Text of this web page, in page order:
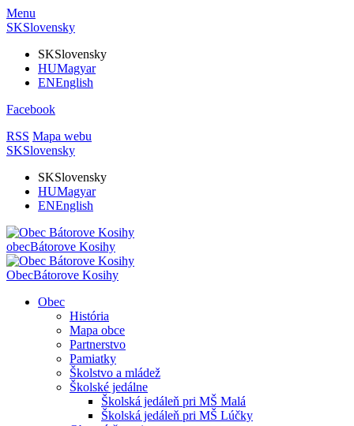
Menu
SKSlovensky
SKSlovensky
HUMagyar
ENEnglish
Facebook
RSS Mapa webu
SKSlovensky
SKSlovensky
HUMagyar
ENEnglish
obecBátorove Kosihy
ObecBátorove Kosihy
Obec
História
Mapa obce
Partnerstvo
Pamiatky
Školstvo a mládež
Školské jedálne
Školská jedáleň pri MŠ Malá
Školská jedáleň pri MŠ Lúčky